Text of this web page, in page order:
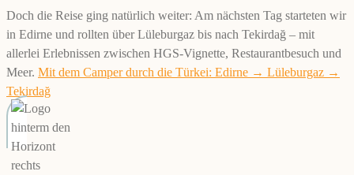
Doch die Reise ging natürlich weiter: Am nächsten Tag starteten wir
in Edirne und rollten über Lüleburgaz bis nach Tekirdağ – mit
allerlei Erlebnissen zwischen HGS-Vignette, Restaurantbesuch und
Meer. Mit dem Camper durch die Türkei: Edirne → Lüleburgaz →
Tekirdağ